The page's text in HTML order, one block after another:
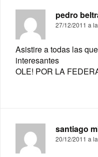
pedro
27/12/2011 a
Asistire a todas las
interesantes
OLE! POR LA
santiago
20/12/2011 a